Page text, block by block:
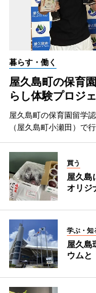
暮らす・働く
屋久島町の保育
らし体験プロジ
屋久島町の保育園留学
（屋久島町小瀬田）で行
買う
屋久島
オリジ
学ぶ・知
屋久島
ウムと